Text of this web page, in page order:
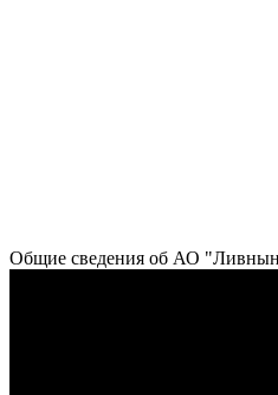
Общие сведения об АО